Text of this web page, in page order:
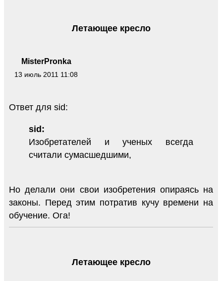
MisterPronka
13 июль 2011 11:08
Летающее кресло
Ответ для sid:
sid:
Изобретателей и ученых всегда
считали сумасшедшими,
Но делали они свои изобретения опираясь на
законы. Перед этим потратив кучу времени на
обучение. Ога!
Летающее кресло